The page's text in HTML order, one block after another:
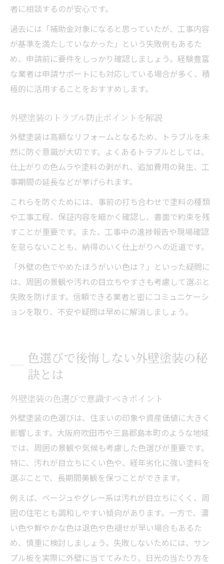
者に相談するのが安心です。
過去には「補助金対象になると思っていたが、工事内容
が基準を満たしていなかった」という失敗例もあるた
め、申請前に要件をしっかり確認しましょう。経験豊富
な業者は申請サポートにも対応している場合が多く、積
極的に活用することをおすすめします。
外壁塗装のトラブル防止ポイントを解説
外壁塗装は高額なリフォームとなるため、トラブルを未
然に防ぐ意識が大切です。よくあるトラブルとしては、
仕上がりの色ムラや塗料の剥がれ、追加費用の発生、工
事期間の延長などが挙げられます。
これらを防ぐためには、事前の打ち合わせで塗料の種類
や工事工程、保証内容を細かく確認し、書面で約束を残
すことが重要です。また、工事中の進捗報告や現場確認
を怠らないことも、納得のいく仕上がりへの近道です。
「外壁の色でやめたほうがいい色は？」といった疑問に
は、周囲の景観や汚れの目立ちやすさも考慮して選ぶと
失敗を防げます。信頼できる業者と密にコミュニケーシ
ョンを取り、不安や疑問は早めに解消しましょう。
色選びで後悔しない外壁塗装の秘
訣とは
外壁塗装の色選びで意識すべきポイント
外壁塗装の色選びは、住まいの印象や資産価値に大きく
影響します。大阪府吹田市や三島郡島本町のような地域
では、周囲の景観や気候も考慮した色選びが重要です。
特に、汚れが目立ちにくい色や、経年劣化に強い塗料を
選ぶことで、長期間美観を保つことができます。
例えば、ベージュやグレー系は汚れが目立ちにくく、周
囲の住宅とも調和しやすい傾向があります。一方で、濃
い色や鮮やかな色は退色や色褪せが早い場合もあるた
め、慎重に検討しましょう。失敗しないためには、サン
プル板を実際に外壁に当ててみたり、日光の当たり方を